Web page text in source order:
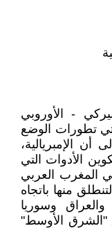
- الأوروبي
تطورات الوضع
الإمبريالية،
الأدوات التي
المغرب العربي
منها باتجاه
وسوريا
"الشرق الأوسط"